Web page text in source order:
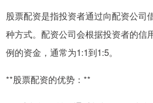
股票配资是指投资者通过向配资公司
种方式。配资公司会根据投资者的信
例的资金，通常为1:1到1:5。
**股票配资的优势：**